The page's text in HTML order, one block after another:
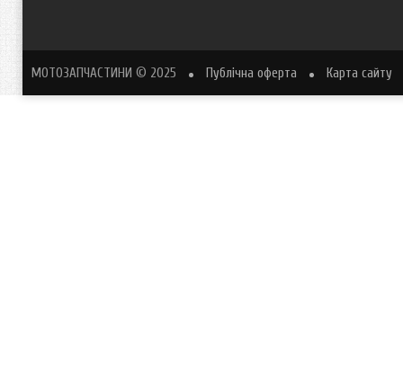
МОТОЗАПЧАСТИНИ © 2025 Публічна оферта Карта сайту